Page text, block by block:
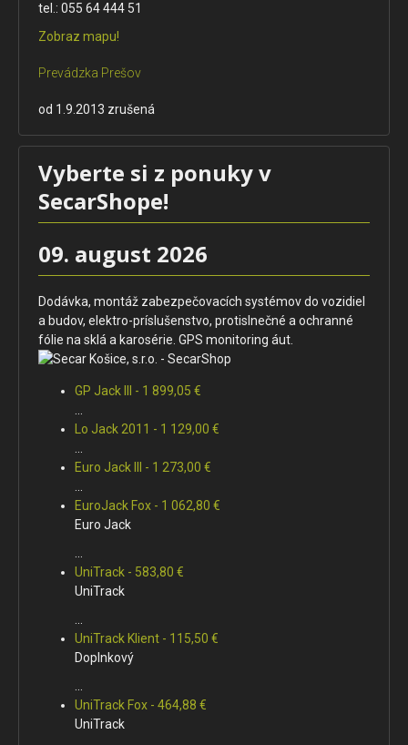
tel.: 055 64 444 51
Zobraz mapu!
Prevádzka Prešov
od 1.9.2013 zrušená
Vyberte si z ponuky v
SecarShope!
09. august 2026
Dodávka, montáž zabezpečovacích systémov do vozidiel
a budov, elektro-príslušenstvo, protislnečné a ochranné
fólie na sklá a karosérie. GPS monitoring áut.
GP Jack III - 1 899,05 €
Lo Jack 2011 - 1 129,00 €
Euro Jack III - 1 273,00 €
EuroJack Fox - 1 062,80 €
Euro Jack
UniTrack - 583,80 €
UniTrack
UniTrack Klient - 115,50 €
Doplnkový
UniTrack Fox - 464,88 €
UniTrack